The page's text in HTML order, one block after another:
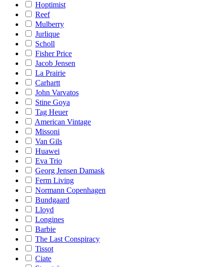
Hoptimist
Reef
Mulberry
Jurlique
Scholl
Fisher Price
Jacob Jensen
La Prairie
Carhartt
John Varvatos
Stine Goya
Tag Heuer
American Vintage
Missoni
Van Gils
Huawei
Eva Trio
Georg Jensen Damask
Ferm Living
Normann Copenhagen
Bundgaard
Lloyd
Longines
Barbie
The Last Conspiracy
Tissot
Ciate